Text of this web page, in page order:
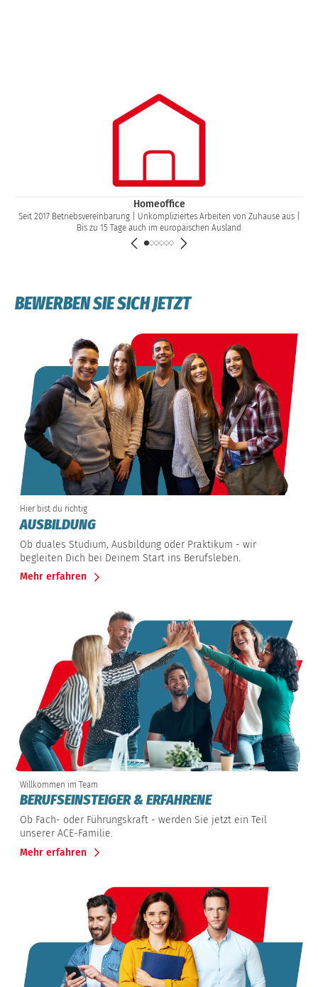
Homeoffice
Seit 2017 Betriebsvereinbarung | Unkompliziertes Arbeiten von Zuhause aus |
Bis zu 15 Tage auch im europäischen Ausland
BEWERBEN SIE SICH JETZT
Hier bist du richtig
AUSBILDUNG
Ob duales Studium, Ausbildung oder Praktikum - wir
begleiten Dich bei Deinem Start ins Berufsleben.
Mehr erfahren
Willkommen im Team
BERUFSEINSTEIGER & ERFAHRENE
Ob Fach- oder Führungskraft - werden Sie jetzt ein Teil
unserer ACE-Familie.
Mehr erfahren